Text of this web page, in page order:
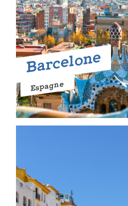
Barcelone
Espagne